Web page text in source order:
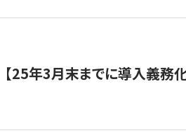
【25年3月末までに導入義務